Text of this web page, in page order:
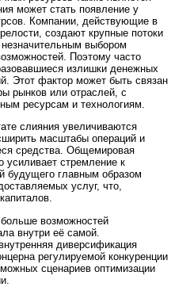
может стать появление у
Компании, действующие в
создают крупные потоки
выбором
Поэтому часто
излишки денежных
Этот фактор может быть связан
рынков или отраслей, с
ресурсам и технологиям.
слияния увеличиваются
масштабы операций и
средства. Общемировая
усиливает стремление к
будущего главным образом
услуг, что,
возможностей
внутри её самой.
диверсификация
регулируемой конкуренции
сценариев оптимизации